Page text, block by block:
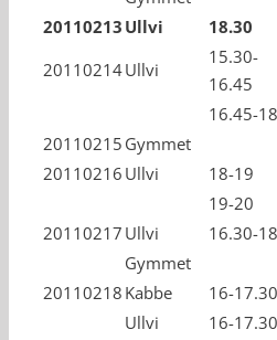
20110213 Ullvi 18.30
20110214Ullvi
15.30-
16.45
16.45-18
20110215 Gymmet
20110216 Ullvi 18-19
19-20
20110217 Ullvi 16.30-18
Gymmet
20110218 Kabbe 16-17.30
Ullvi
16-17.30